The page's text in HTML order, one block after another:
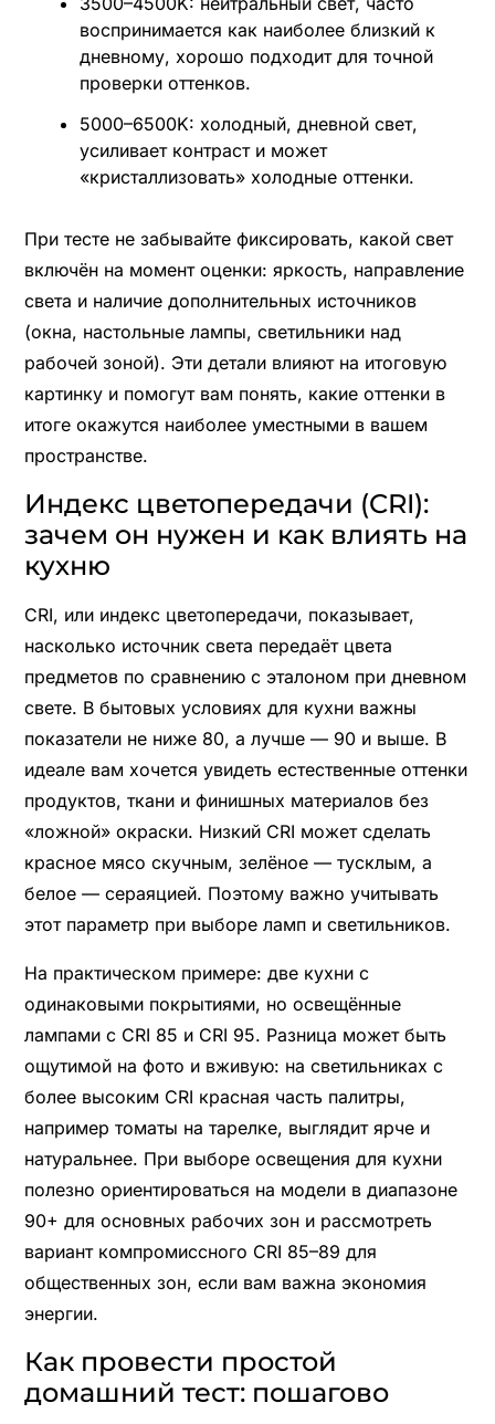
воспринимается как наиболее близкий к
дневному, хорошо подходит для точной
проверки оттенков.
5000–6500K: холодный, дневной свет,
усиливает контраст и может
«кристаллизовать» холодные оттенки.
При тесте не забывайте фиксировать, какой свет
включён на момент оценки: яркость, направление
света и наличие дополнительных источников
(окна, настольные лампы, светильники над
рабочей зоной). Эти детали влияют на итоговую
картинку и помогут вам понять, какие оттенки в
итоге окажутся наиболее уместными в вашем
пространстве.
Индекс цветопередачи (CRI):
зачем он нужен и как влиять на
кухню
CRI, или индекс цветопередачи, показывает,
насколько источник света передаёт цвета
предметов по сравнению с эталоном при дневном
свете. В бытовых условиях для кухни важны
показатели не ниже 80, а лучше — 90 и выше. В
идеале вам хочется увидеть естественные оттенки
продуктов, ткани и финишных материалов без
«ложной» окраски. Низкий CRI может сделать
красное мясо скучным, зелёное — тусклым, а
белое — сераяцией. Поэтому важно учитывать
этот параметр при выборе ламп и светильников.
На практическом примере: две кухни с
одинаковыми покрытиями, но освещённые
лампами с CRI 85 и CRI 95. Разница может быть
ощутимой на фото и вживую: на светильниках с
более высоким CRI красная часть палитры,
например томаты на тарелке, выглядит ярче и
натуральнее. При выборе освещения для кухни
полезно ориентироваться на модели в диапазоне
90+ для основных рабочих зон и рассмотреть
вариант компромиссного CRI 85–89 для
общественных зон, если вам важна экономия
энергии.
Как провести простой
домашний тест: пошагово